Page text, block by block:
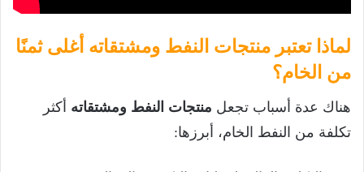
لماذا تعتبر منتجات النفط ومشتقاته أغلى ثمنًا
من الخام؟
هناك عدة أسباب تجعل منتجات النفط ومشتقاته أكثر
تكلفة من النفط الخام، أبرزها: